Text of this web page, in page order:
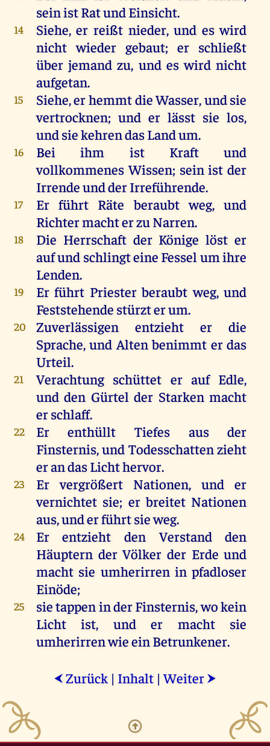
seinistRatundEinsicht.
14 Siehe,er reißt nieder,und es wird
nicht wieder gebaut;er schließt
über jemand zu, und es wird nicht
aufgetan.
15 Siehe,erhemmtdieWasser,undsie
vertrocknen; und er lässt sie los,
undsiekehrendasLandum.
16 Bei ihm ist Kraft
und
vollkommenesWissen; sein ist der
IrrendeundderIrreführende.
17 Er führt Räte beraubt weg,und
RichtermachterzuNarren.
18 Die Herrschaft der Könige löst er
aufund schlingteine Fessel umihre
Lenden.
19 Er führt Priester beraubt weg,und
Feststehende stürzterum.
20 Zuverlässigen entzieht er
die
Sprache,und Altenbenimmt er das
Urteil.
21 Verachtung schüttet er auf Edle,
und den Gürtel der Starken macht
erschlaff.
22 Erenthüllt Tiefes aus
der
Finsternis,und Todesschattenzieht
erandasLichthervor.
23 Ervergrößert Nationen,und er
vernichtet sie; er breitetNationen
aus,underführtsieweg.
24 Er entzieht den Verstand
den
Häuptern der Völker der Erde und
macht sie umherirren inpfadloser
Einöde;
25 sietappeninderFinsternis,wokein
Licht
ist, und er macht
sie
umherirrenwieeinBetrunkener.
⮜ Zurück | Inhalt |Weiter ⮞